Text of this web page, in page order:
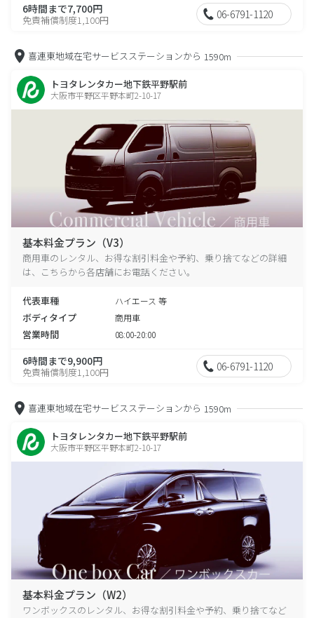
6時間まで7,700円
免責補償制度1,100円 06-6791-1120
喜連東地域在宅サービスステーションから 1590m
トヨタレンタカー地下鉄平野駅前
大阪市平野区平野本町2-10-17
基本料金プラン（V3）
商用車のレンタル、お得な割引料金や予約、乗り捨てなどの詳細
は、こちらから各店舗にお電話ください。
代表車種 ハイエース 等
ボディタイプ 商用車
営業時間 08:00-20:00
6時間まで9,900円
免責補償制度1,100円 06-6791-1120
喜連東地域在宅サービスステーションから 1590m
トヨタレンタカー地下鉄平野駅前
大阪市平野区平野本町2-10-17
基本料金プラン（W2）
ワンボックスのレンタル、お得な割引料金や予約、乗り捨てなど